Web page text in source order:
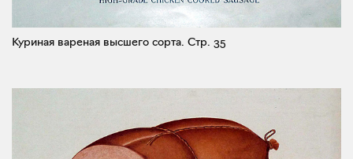
Куриная вареная высшего сорта. Стр. 35